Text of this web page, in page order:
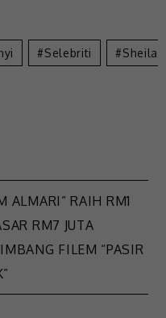
Selebriti Sheila
ALMARI” RAIH RM1
RM7 JUTA
FILEM “PASIR